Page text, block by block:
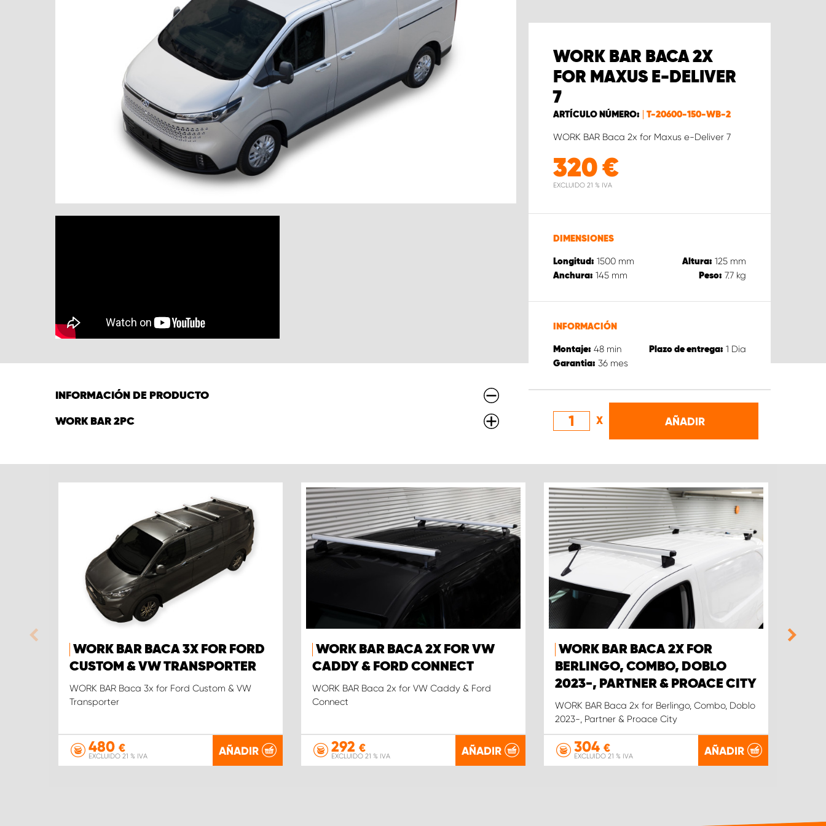
WORK BAR BACA 2X
FOR MAXUS E-DELIVER
7
ARTÍCULO NÚMERO: T-20600-150-WB-2
WORK BAR Baca 2x for Maxus e-Deliver 7
320€
EXCLUIDO 21 % IVA
DIMENSIONES
Longitud: 1500 mm Altura: 125 mm
Anchura: 145 mm Peso: 7.7 kg
INFORMACIÓN
Montaje: 48 min Plazo de entrega: 1 Dia
Garantia: 36 mes
X AÑADIR
INFORMACIÓN DE PRODUCTO
WORK BAR 2PC
WORK BAR BACA 3X FOR FORD
CUSTOM & VW TRANSPORTER
WORK BAR Baca 3x for Ford Custom & VW
Transporter
480 €
EXCLUIDO 21 % IVA AÑADIR
WORK BAR BACA 2X FOR VW
CADDY & FORD CONNECT
WORK BAR Baca 2x for VW Caddy & Ford
Connect
292 €
EXCLUIDO 21 % IVA AÑADIR
WORK BAR BACA 2X FOR
BERLINGO, COMBO, DOBLO
2023-, PARTNER & PROACE CITY
WORK BAR Baca 2x for Berlingo, Combo, Doblo
2023-, Partner & Proace City
304 €
EXCLUIDO 21 % IVA AÑADIR